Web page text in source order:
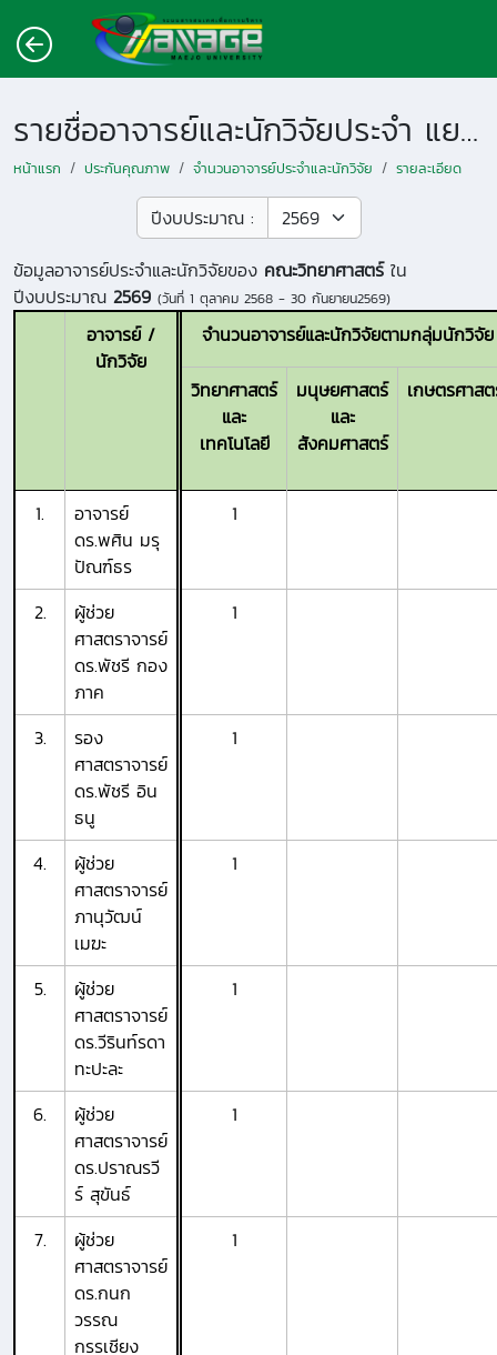
รายชื่ออาจารย์และนักวิจัยประจำ แยกตามหน่วยงาน
หน้าแรก ประกันคุณภาพ จำนวนอาจารย์ประจำและนักวิจัย รายละเอียด
ปีงบประมาณ :
ข้อมูลอาจารย์ประจำและนักวิจัยของ คณะวิทยาศาสตร์ใน
ปีงบประมาณ 2569 (วันที่ 1 ตุลาคม 2568 - 30 กันยายน2569)
อาจารย์ /
นักวิจัย
จำนวนอาจารย์และนักวิจัยตามกลุ่มนักวิจัย
วิทยาศาสตร์
และ
เทคโนโลยี
มนุษยศาสตร์
และ
สังคมศาสตร์
เกษตรศาส
1.
อาจารย์
ดร.พศิน มรุ
ปัณฑ์ธร
1
2.
ผู้ช่วย
ศาสตราจารย์
ดร.พัชรี กอง
ภาค
1
3.
รอง
ศาสตราจารย์
ดร.พัชรี อิน
ธนู
1
4.
ผู้ช่วย
ศาสตราจารย์
ภานุวัฒน์
เมฆะ
1
5.
ผู้ช่วย
ศาสตราจารย์
ดร.วีรินท์รดา
ทะปะละ
1
6.
ผู้ช่วย
ศาสตราจารย์
ดร.ปราณรวี
ร์ สุขันธ์
1
7.
ผู้ช่วย
ศาสตราจารย์
ดร.กนก
วรรณ
กรรเชียง
1